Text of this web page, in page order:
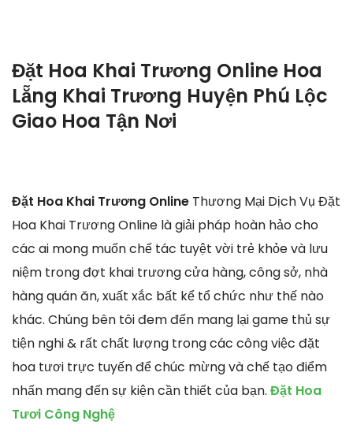
Đặt Hoa Khai Trương Online Hoa
Lẵng Khai Trương Huyện Phú Lộc
Giao Hoa Tận Nơi
Đặt Hoa Khai Trương Online Thương Mại Dịch Vụ Đặt
Hoa Khai Trương Online là giải pháp hoàn hảo cho
các ai mong muốn chế tác tuyệt vời trẻ khỏe và lưu
niệm trong đợt khai trương cửa hàng, công sở, nhà
hàng quán ăn, xuất xắc bất kể tổ chức như thế nào
khác. Chúng bên tôi đem đến mang lại game thủ sự
tiện nghi & rất chất lượng trong các công việc đặt
hoa tươi trực tuyến để chúc mừng và chế tạo điểm
nhấn mang đến sự kiện cần thiết của bạn. Đặt Hoa
Tươi Công Nghệ